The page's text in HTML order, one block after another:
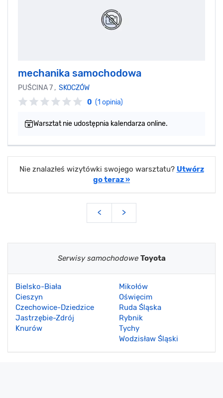
mechanika samochodowa
PUŚCINA 7 , SKOCZÓW
0 (1 opinia)
Warsztat nie udostępnia kalendarza online.
Nie znalazłeś wizytówki swojego warsztatu? Utwórz
go teraz »
< >
Serwisy samochodowe Toyota
Bielsko-Biała
Cieszyn
Czechowice-Dziedzice
Jastrzębie-Zdrój
Knurów
Mikołów
Oświęcim
Ruda Śląska
Rybnik
Tychy
Wodzisław Śląski